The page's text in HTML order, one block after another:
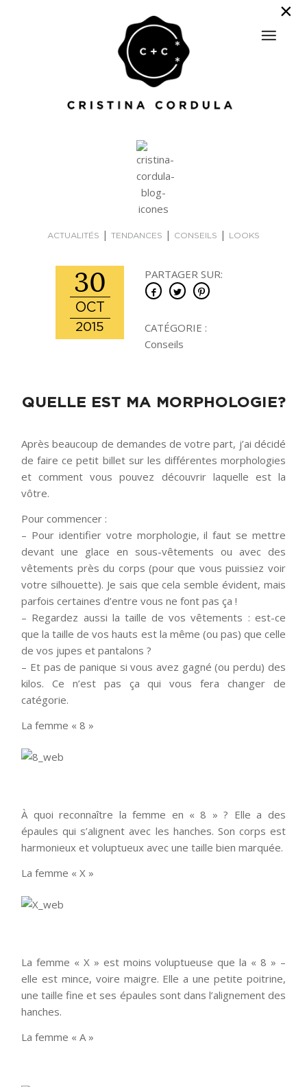
ACTUALITÉS | TENDANCES | CONSEILS | LOOKS
30
OCT
2015
PARTAGER SUR:
CATÉGORIE :
Conseils
QUELLE EST MA MORPHOLOGIE?
Après beaucoup de demandes de votre part, j’ai décidé
de faire ce petit billet sur les différentes morphologies
et comment vous pouvez découvrir laquelle est la
vôtre.
Pour commencer :
– Pour identifier votre morphologie, il faut se mettre
devant une glace en sous-vêtements ou avec des
vêtements près du corps (pour que vous puissiez voir
votre silhouette). Je sais que cela semble évident, mais
parfois certaines d’entre vous ne font pas ça !
– Regardez aussi la taille de vos vêtements : est-ce
que la taille de vos hauts est la même (ou pas) que celle
de vos jupes et pantalons ?
– Et pas de panique si vous avez gagné (ou perdu) des
kilos. Ce n’est pas ça qui vous fera changer de
catégorie.
La femme « 8 »
À quoi reconnaître la femme en « 8 » ? Elle a des
épaules qui s’alignent avec les hanches. Son corps est
harmonieux et voluptueux avec une taille bien marquée.
La femme « X »
La femme « X » est moins voluptueuse que la « 8 » –
elle est mince, voire maigre. Elle a une petite poitrine,
une taille fine et ses épaules sont dans l’alignement des
hanches.
La femme « A »